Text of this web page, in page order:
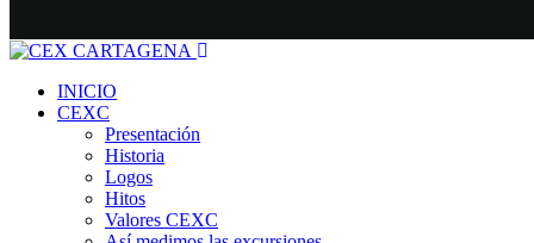
INICIO
CEXC
Presentación
Historia
Logos
Hitos
Valores CEXC